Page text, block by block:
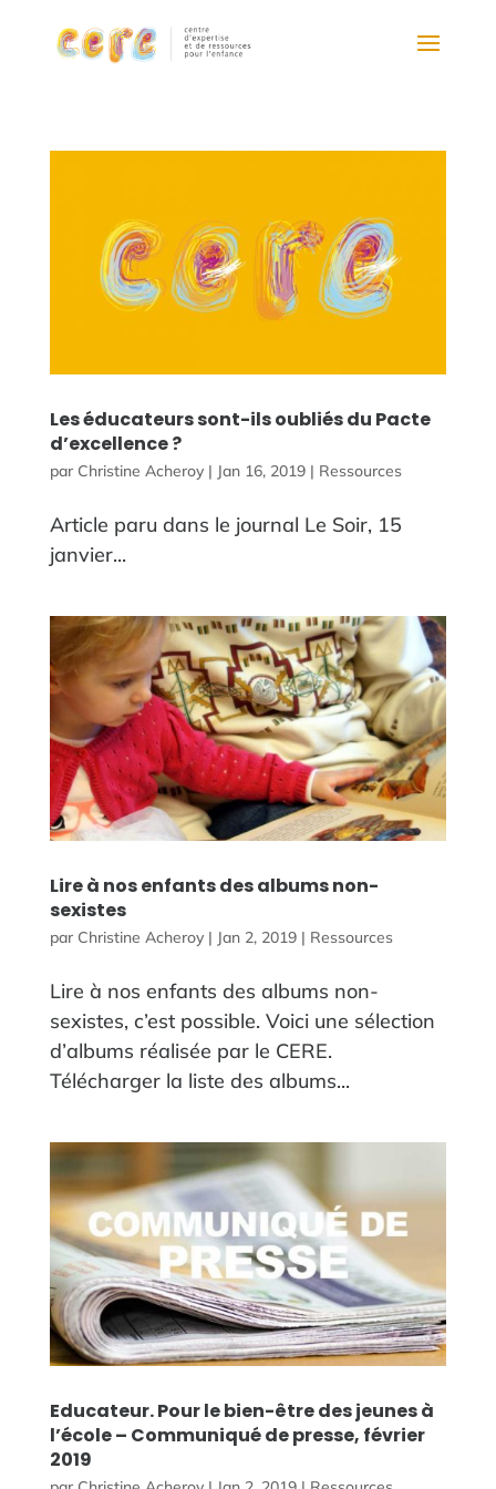
Les éducateurs sont-ils oubliés du Pacte
d’excellence ?
par Christine Acheroy| Jan 16, 2019| Ressources
Article paru dans le journal Le Soir, 15
janvier...
Lire à nos enfants des albums non-
sexistes
par Christine Acheroy| Jan 2, 2019| Ressources
Lire à nos enfants des albums non-
sexistes, c’est possible. Voici une sélection
d’albums réalisée par le CERE.
Télécharger la liste des albums...
Educateur. Pour le bien-être des jeunes à
l’école – Communiqué de presse, février
2019